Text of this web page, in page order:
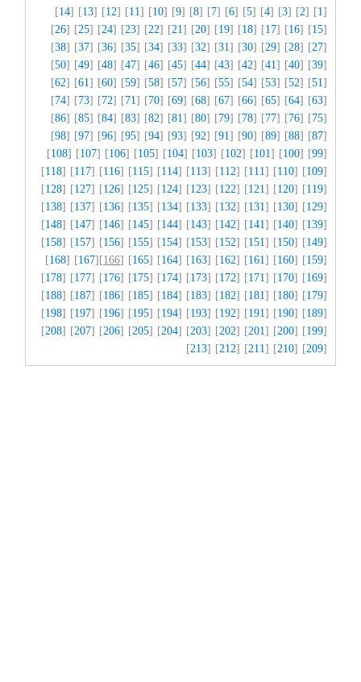
[
1
] [
2
] [
3
] [
4
] [
5
] [
6
] [
7
] [
8
] [
9
] [
10
] [
11
] [
12
] [
13
] [
14
]
[
15
] [
16
] [
17
] [
18
] [
19
] [
20
] [
21
] [
22
] [
23
] [
24
] [
25
] [
26
]
[
27
] [
28
] [
29
] [
30
] [
31
] [
32
] [
33
] [
34
] [
35
] [
36
] [
37
] [
38
]
[
39
] [
40
] [
41
] [
42
] [
43
] [
44
] [
45
] [
46
] [
47
] [
48
] [
49
] [
50
]
[
51
] [
52
] [
53
] [
54
] [
55
] [
56
] [
57
] [
58
] [
59
] [
60
] [
61
] [
62
]
[
63
] [
64
] [
65
] [
66
] [
67
] [
68
] [
69
] [
70
] [
71
] [
72
] [
73
] [
74
]
[
75
] [
76
] [
77
] [
78
] [
79
] [
80
] [
81
] [
82
] [
83
] [
84
] [
85
] [
86
]
[
87
] [
88
] [
89
] [
90
] [
91
] [
92
] [
93
] [
94
] [
95
] [
96
] [
97
] [
98
]
[
99
] [
100
] [
101
] [
102
] [
103
] [
104
] [
105
] [
106
] [
107
] [
108
]
[
109
] [
110
] [
111
] [
112
] [
113
] [
114
] [
115
] [
116
] [
117
] [
118
]
[
119
] [
120
] [
121
] [
122
] [
123
] [
124
] [
125
] [
126
] [
127
] [
128
]
[
129
] [
130
] [
131
] [
132
] [
133
] [
134
] [
135
] [
136
] [
137
] [
138
]
[
139
] [
140
] [
141
] [
142
] [
143
] [
144
] [
145
] [
146
] [
147
] [
148
]
[
149
] [
150
] [
151
] [
152
] [
153
] [
154
] [
155
] [
156
] [
157
] [
158
]
[
159
] [
160
] [
161
] [
162
] [
163
] [
164
] [
165
] [
166
][
167
] [
168
]
[
169
] [
170
] [
171
] [
172
] [
173
] [
174
] [
175
] [
176
] [
177
] [
178
]
[
179
] [
180
] [
181
] [
182
] [
183
] [
184
] [
185
] [
186
] [
187
] [
188
]
[
189
] [
190
] [
191
] [
192
] [
193
] [
194
] [
195
] [
196
] [
197
] [
198
]
[
199
] [
200
] [
201
] [
202
] [
203
] [
204
] [
205
] [
206
] [
207
] [
208
]
[
209
] [
210
] [
211
] [
212
] [
213
]